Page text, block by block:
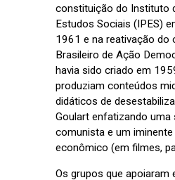
constituição do Instituto
Estudos Sociais (IPES)
1961 e na reativação do
Brasileiro de Ação
havia sido criado em
produziam conteúdos
didáticos de
Goulart enfatizando
comunista e um
econômico (em filmes,
Os grupos que apoiaram